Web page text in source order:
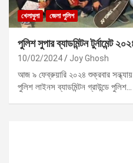
খেলাধুলা জেলা পুলিশ
পুলিশ সুপার ব্যাডমিন্টন টুর্নামেন্ট
10/02/2024 Joy Ghosh
আজ ৯ ফেব্রুয়ারি ২০২৪ শুক্রবার
পুলিশ লাইনস ব্যাডমিন্টন গ্রাউন্ডে পুলিশ…